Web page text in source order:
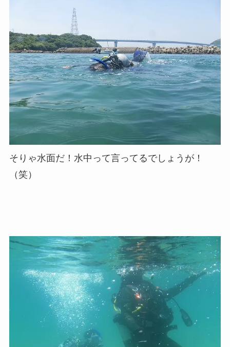
そりゃ水面だ！水中って言ってるでしょうが！
（笑）